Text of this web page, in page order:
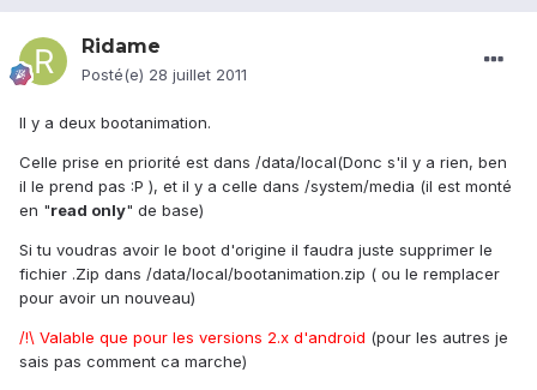
Ridame
Posté(e) 28 juillet 2011
Il y a deux bootanimation.
Celle prise en priorité est dans /data/local(Donc s'il y a rien, ben
il le prend pas :P ), et il y a celle dans /system/media (il est monté
en "read only" de base)
Si tu voudras avoir le boot d'origine il faudra juste supprimer le
fichier .Zip dans /data/local/bootanimation.zip ( ou le remplacer
pour avoir un nouveau)
/!\ Valable que pour les versions 2.x d'android (pour les autres je
sais pas comment ca marche)